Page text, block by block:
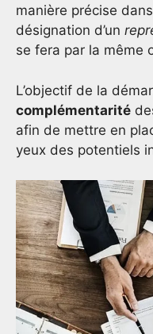
manière précise
désignation d’un
se fera par la même
L’objectif de la
complémentarité
afin de mettre en
yeux des potentiels